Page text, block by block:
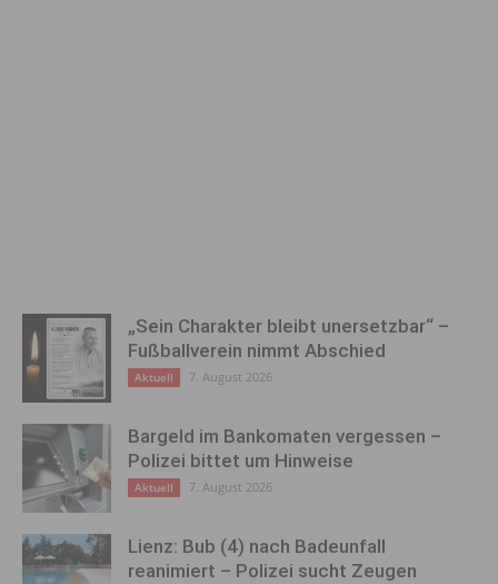
„Sein Charakter bleibt unersetzbar“ –
Fußballverein nimmt Abschied
Aktuell 7. August 2026
Bargeld im Bankomaten vergessen –
Polizei bittet um Hinweise
Aktuell 7. August 2026
Lienz: Bub (4) nach Badeunfall
reanimiert – Polizei sucht Zeugen